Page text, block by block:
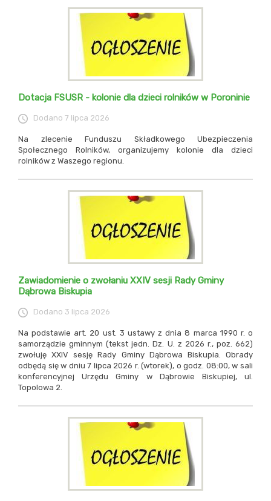
Dotacja FSUSR - kolonie dla dzieci rolników w Poroninie
Dodano 7 lipca 2026
Na zlecenie Funduszu Składkowego Ubezpieczenia
Społecznego Rolników, organizujemy kolonie dla dzieci
rolników z Waszego regionu.
Zawiadomienie o zwołaniu XXIV sesji Rady Gminy
Dąbrowa Biskupia
Dodano 3 lipca 2026
Na podstawie art. 20 ust. 3 ustawy z dnia 8 marca 1990 r. o
samorządzie gminnym (tekst jedn. Dz. U. z 2026 r., poz. 662)
zwołuję XXIV sesję Rady Gminy Dąbrowa Biskupia. Obrady
odbędą się w dniu 7 lipca 2026 r. (wtorek), o godz. 08:00, w sali
konferencyjnej Urzędu Gminy w Dąbrowie Biskupiej, ul.
Topolowa 2.